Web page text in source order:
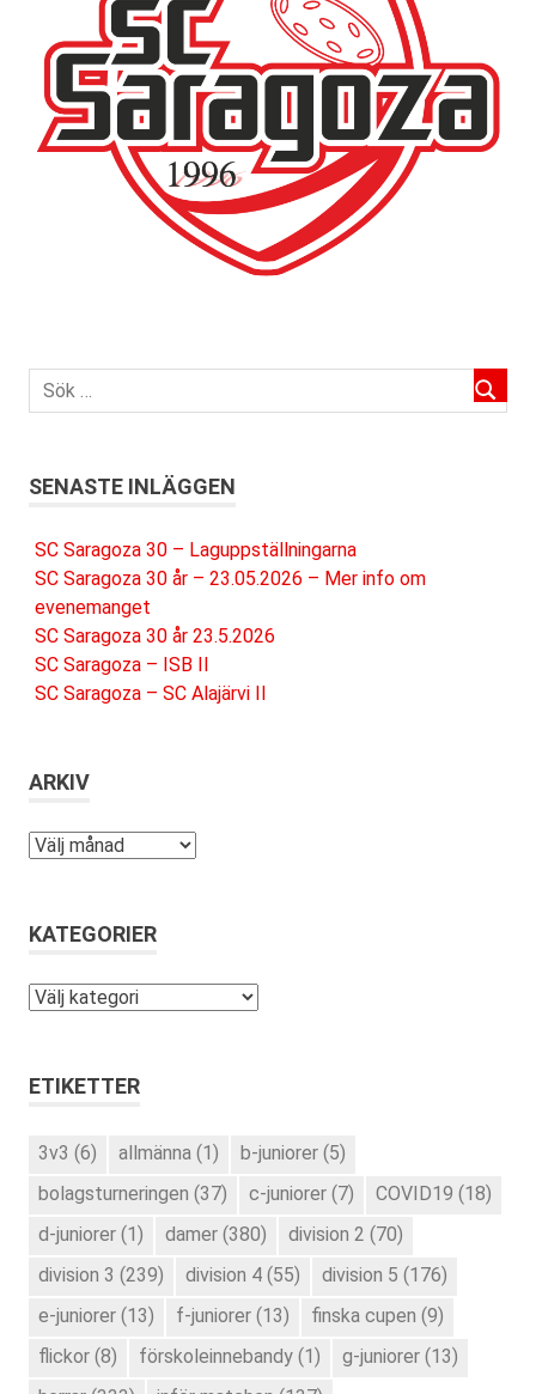
SENASTE INLÄGGEN
SC Saragoza 30 – Laguppställningarna
SC Saragoza 30 år – 23.05.2026 – Mer info om
evenemanget
SC Saragoza 30 år 23.5.2026
SC Saragoza – ISB II
SC Saragoza – SC Alajärvi II
ARKIV
Arkiv
KATEGORIER
Kategorier
ETIKETTER
3v3 (6) allmänna (1) b-juniorer (5)
bolagsturneringen (37) c-juniorer (7) COVID19 (18)
d-juniorer (1) damer (380) division 2 (70)
division 3 (239) division 4 (55) division 5 (176)
e-juniorer (13) f-juniorer (13) finska cupen (9)
flickor (8) förskoleinnebandy (1) g-juniorer (13)